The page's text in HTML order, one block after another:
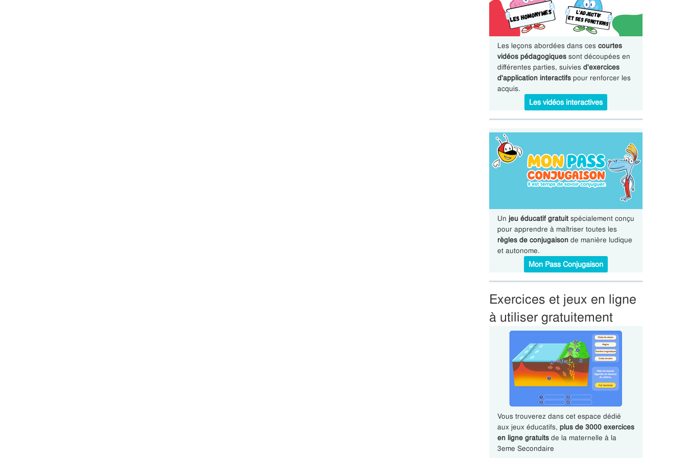
Les leçons abordées dans ces courtes
vidéos pédagogiquessont découpées en
différentes parties, suivies d'exercices
d'application interactifspour renforcer les
acquis.
Les vidéos interactives
Un jeu éducatif gratuitspécialement conçu
pour apprendre à maîtriser toutes les
règles de conjugaisonde manière ludique
et autonome.
Mon Pass Conjugaison
Exercices et jeux en ligne
à utiliser gratuitement
Vous trouverez dans cet espace dédié
aux jeux éducatifs, plus de 3000 exercices
en ligne gratuitsde la maternelle à la
3eme Secondaire